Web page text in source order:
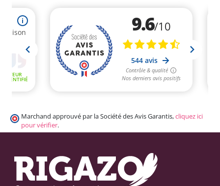
Marchand approuvé par la Société des Avis Garantis,cliquez ici
pour vérifier.